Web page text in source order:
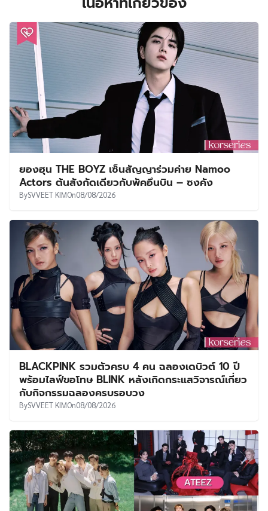
ยองฮุน THE BOYZ เซ็นสัญญาร่วมค่าย Namoo
Actors ต้นสังกัดเดียวกับพัคอึนบิน – ซงคัง
BySVVEET KIMOn08/08/2026
BLACKPINK รวมตัวครบ 4 คน ฉลองเดบิวต์ 10 ปี
พร้อมไลฟ์ขอโทษ BLINK หลังเกิดกระแสวิจารณ์เกี่ยว
กับกิจกรรมฉลองครบรอบวง
BySVVEET KIMOn08/08/2026